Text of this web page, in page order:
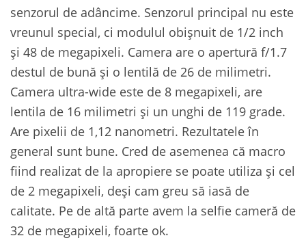
senzorul de adâncime. Senzorul principal nu este
vreunul special, ci modulul obișnuit de 1/2 inch
și 48 de megapixeli. Camera are o apertură f/1.7
destul de bună și o lentilă de 26 de milimetri.
Camera ultra-wide este de 8 megapixeli, are
lentila de 16 milimetri și un unghi de 119 grade.
Are pixelii de 1,12 nanometri. Rezultatele în
general sunt bune. Cred de asemenea că macro
fiind realizat de la apropiere se poate utiliza și cel
de 2 megapixeli, deși cam greu să iasă de
calitate. Pe de altă parte avem la selfie cameră de
32 de megapixeli, foarte ok.